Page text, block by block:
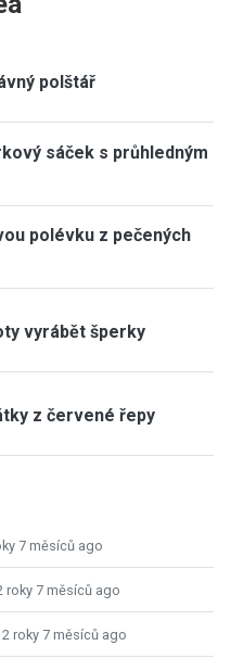
polštář
sáček s průhledným
polévku z pečených
vyrábět šperky
z červené řepy
7 měsíců ago
roky 7 měsíců ago
2 roky 7 měsíců ago